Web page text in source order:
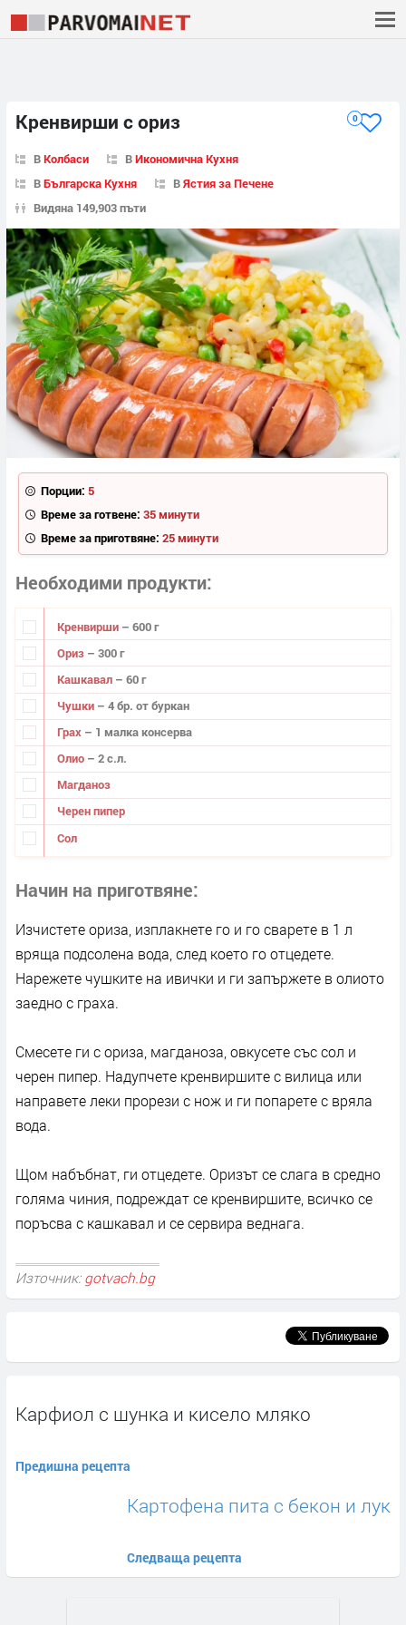
Кренвирши с ориз 0
ВКолбаси ВИкономична Кухня
ВБългарска Кухня ВЯстия за Печене
Видяна 149,903 пъти
Порции: 5
Време за готвене: 35 минути
Време за приготвяне: 25 минути
Необходими продукти
Кренвирши – 600 г
Ориз – 300 г
Кашкавал – 60 г
Чушки – 4 бр. от буркан
Грах – 1 малка консерва
Олио – 2 с.л.
Магданоз
Черен пипер
Сол
Начин на приготвяне
Изчистете ориза, изплакнете го и го сварете в 1 л
вряща подсолена вода, след което го отцедете.
Нарежете чушките на ивички и ги запържете в олиото
заедно с граха.
Смесете ги с ориза, магданоза, овкусете със сол и
черен пипер. Надупчете кренвиршите с вилица или
направете леки прорези с нож и ги попарете с вряла
вода.
Щом набъбнат, ги отцедете. Оризът се слага в средно
голяма чиния, подреждат се кренвиршите, всичко се
поръсва с кашкавал и се сервира веднага.
Източник: gotvach.bg
Карфиол с шунка и кисело мляко
Предишна рецепта
Картофена пита с бекон и лук
Следваща рецепта